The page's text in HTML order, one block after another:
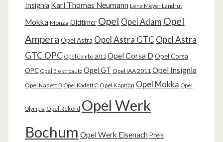
Insignia Karl Thomas Neumann Lena Meyer Landrut
Mokka Monza Oldtimer Opel Opel Adam Opel
Ampera Opel Astra Opel Astra GTC Opel Astra
GTC OPC Opel Combo 2012 Opel Corsa D Opel Corsa
OPC Opel Elektroauto Opel GT Opel IAA 2011 Opel Insignia
Opel Kadett B Opel Kadett C Opel Kapitän Opel Mokka Opel
Olympia Opel Rekord Opel Werk
Bochum Opel Werk Eisenach Preis